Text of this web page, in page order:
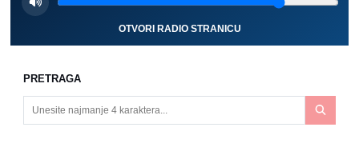
OTVORI RADIO STRANICU
PRETRAGA